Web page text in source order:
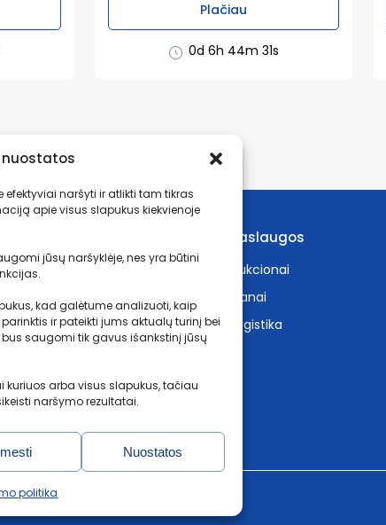
nuostatos
naršyti ir atlikti tam tikras
apie visus slapukus kiekvienoje
jūsų naršyklėje, nes yra būtini
kad galėtume analizuoti, kaip
ir pateikti jums aktualų turinį bei
saugomi tik gavus išankstinį jūsų
arba visus slapukus, tačiau
naršymo rezultatai.
Nuostatos
politika
Plačiau
0d 6h 44m 30s
įsigyti
įvairių transporto
Paslaugos
Aukcionai
Planai
Logistika